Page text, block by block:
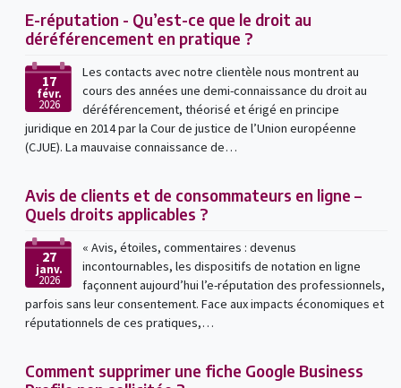
E-réputation - Qu’est-ce que le droit au
déréférencement en pratique ?
17
févr.
2026
Les contacts avec notre clientèle nous montrent au
cours des années une demi-connaissance du droit au
déréférencement, théorisé et érigé en principe
juridique en 2014 par la Cour de justice de l’Union européenne
(CJUE). La mauvaise connaissance de…
Avis de clients et de consommateurs en ligne –
Quels droits applicables ?
27
janv.
2026
« Avis, étoiles, commentaires : devenus
incontournables, les dispositifs de notation en ligne
façonnent aujourd’hui l’e-réputation des professionnels,
parfois sans leur consentement. Face aux impacts économiques et
réputationnels de ces pratiques,…
Comment supprimer une fiche Google Business